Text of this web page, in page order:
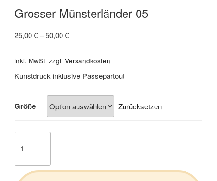
Grosser Münsterländer 05
25,00€–50,00€
inkl. MwSt. zzgl. Versandkosten
Kunstdruck inklusive Passepartout
Größe Zurücksetzen
Münsterländer
Menge